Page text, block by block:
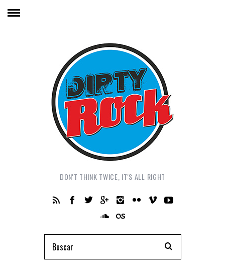
DON'T THINK TWICE, IT'S ALL RIGHT